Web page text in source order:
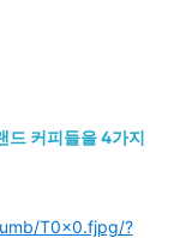
드 커피들을 4가지
T0x0.fjpg/?